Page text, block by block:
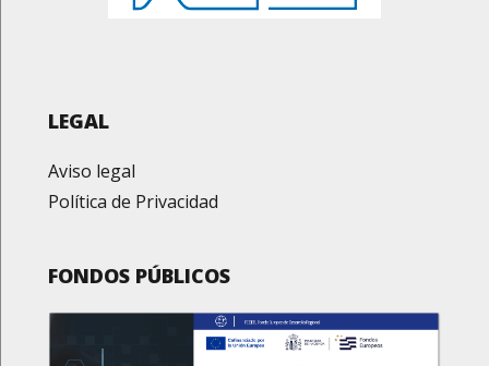
LEGAL
Aviso legal
Política de Privacidad
FONDOS PÚBLICOS